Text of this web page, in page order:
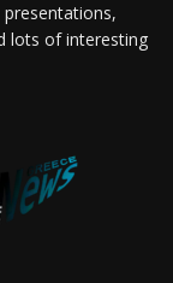
lots of interesting